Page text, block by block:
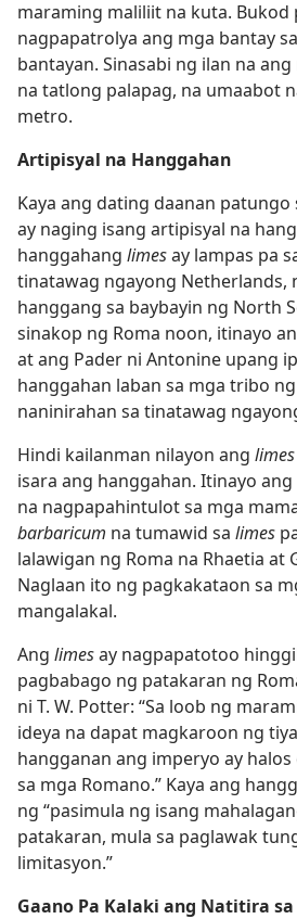
maraming maliliit na kuta. Bukod
nagpapatrolya ang mga bantay
bantayan. Sinasabi ng ilan na
na tatlong palapag, na umaabot
metro.
Artipisyal na Hanggahan
Kaya ang dating daanan
ay naging isang artipisyal na
hanggahang limesay lampas pa
tinatawag ngayong Netherlands,
hanggang sa baybayin ng North
sinakop ng Roma noon, itinayo
at ang Pader ni Antonine upang
hanggahan laban sa mga tribo
naninirahan sa tinatawag
Hindi kailanman nilayon ang limes
isara ang hanggahan. Itinayo
na nagpapahintulot sa mga
barbaricum na tumawid sa limes
lalawigan ng Roma na Rhaetia at
Naglaan ito ng pagkakataon sa
mangalakal.
Ang limesay nagpapatotoo
pagbabago ng patakaran ng
ni T. W. Potter: “Sa loob ng
ideya na dapat magkaroon ng
hangganan ang imperyo ay
sa mga Romano.” Kaya ang
ng “pasimula ng isang
patakaran, mula sa paglawak
limitasyon.”
Gaano Pa Kalaki ang Natitira sa